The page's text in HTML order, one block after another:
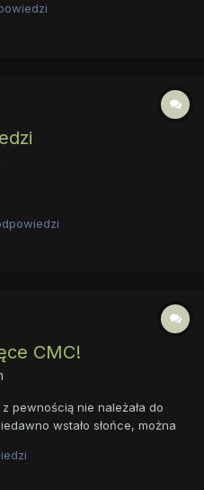
zrobić w danej
najlepszy pomysł xD Liczę na
CMC!
pewnością nie należała do
wstało słońce, można
Bloom, jesteśmy... ogierkami! -
- Przecież to nie moja...